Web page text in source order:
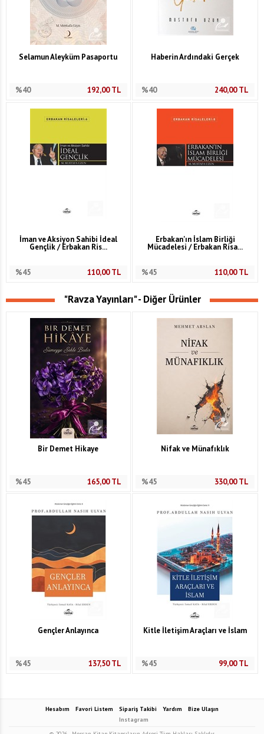
Selamun Aleyküm Pasaportu
%40 192,00TL
Haberin Ardındaki Gerçek
%40 240,00TL
İman ve Aksiyon Sahibi İdeal
Gençlik / Erbakan Ris...
%45 110,00TL
Erbakan'ın İslam Birliği
Mücadelesi / Erbakan Risa...
%45 110,00TL
"Ravza Yayınları" - Diğer Ürünler
Bir Demet Hikaye
%45 165,00TL
Nifak ve Münafıklık
%45 330,00TL
Gençler Anlayınca
%45 137,50TL
Kitle İletişim Araçları ve İslam
%45 99,00TL
Hesabım Favori Listem Sipariş Takibi Yardım
Bize Ulaşın
Instagram